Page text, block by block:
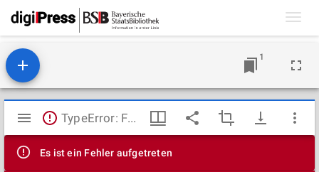
1
Mirador
Viewer
TypeError: Failed to fetch
Es ist ein Fehler aufgetreten